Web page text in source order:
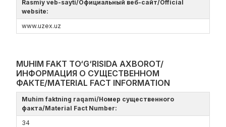
Rasmiy veb-sayti/Официальный веб-сайт/Official
website:
www.uzex.uz
MUHIM FAKT TO‘G‘RISIDA AXBOROT/
ИНФОРМАЦИЯ О СУЩЕСТВЕННОМ
ФАКТЕ/MATERIAL FACT INFORMATION
Muhim faktning raqami/Номер существенного
факта/Material Fact Number:
34